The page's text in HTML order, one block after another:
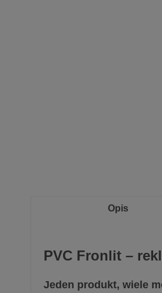
Opis
PVC Fronlit –
Jeden produkt, wiele